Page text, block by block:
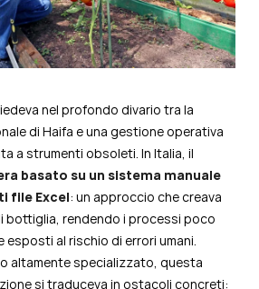
nel profondo divario tra la
di Haifa e una gestione operativa
a strumenti obsoleti. In Italia, il
basato su un sistema manuale
file Excel: un approccio che creava
bottiglia, rendendo i processi poco
al rischio di errori umani.
altamente specializzato, questa
si traduceva in ostacoli concreti: